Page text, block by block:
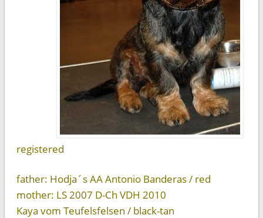
registered
father: Hodja´s AA Antonio Banderas / red
mother: LS 2007 D-Ch VDH 2010
Kaya vom Teufelsfelsen / black-tan